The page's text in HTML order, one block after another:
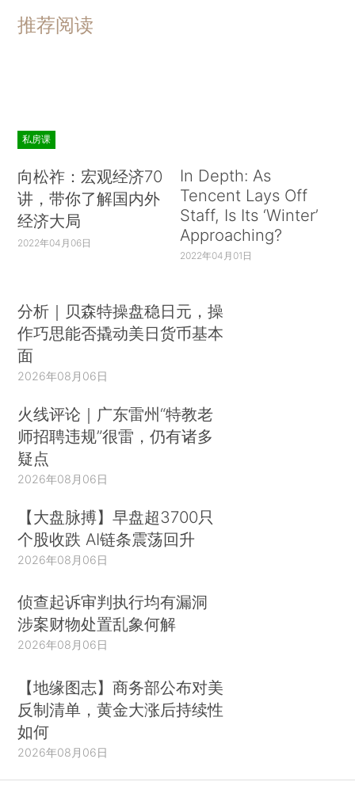
推荐阅读
私房课
向松祚：宏观经济70
讲，带你了解国内外
经济大局
2022年04月06日
In Depth: As
Tencent Lays Off
Staff, Is Its ‘Winter’
Approaching?
2022年04月01日
分析｜贝森特操盘稳日元，操
作巧思能否撬动美日货币基本
面
2026年08月06日
火线评论｜广东雷州“特教老
师招聘违规”很雷，仍有诸多
疑点
2026年08月06日
【大盘脉搏】早盘超3700只
个股收跌 AI链条震荡回升
2026年08月06日
侦查起诉审判执行均有漏洞
涉案财物处置乱象何解
2026年08月06日
【地缘图志】商务部公布对美
反制清单，黄金大涨后持续性
如何
2026年08月06日